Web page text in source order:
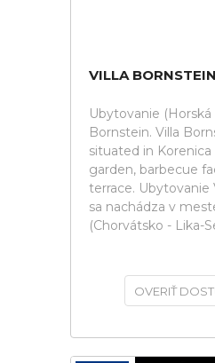
VILLA BORNSTEIN
Ubytovanie (Horská
Bornstein. Villa
situated in Korenica
garden, barbecue
terrace. Ubytovanie
sa nachádza v
(Chorvátsko - Lika-
OVERIŤ